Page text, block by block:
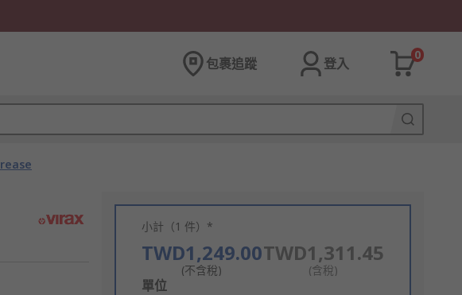
包裹追蹤 登入
0
小計（1 件）*
TWD1,249.00
(不含稅)
TWD1,311.45
(含稅)
Add
單位